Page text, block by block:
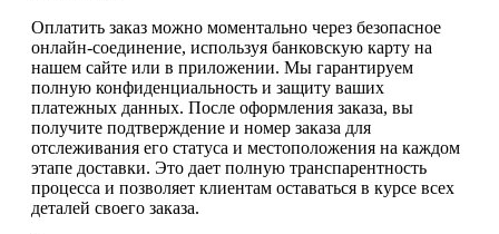
Оплатить заказ можно моментально через безопасное
онлайн-соединение, используя банковскую карту на
нашем сайте или в приложении. Мы гарантируем
полную конфиденциальность и защиту ваших
платежных данных. После оформления заказа, вы
получите подтверждение и номер заказа для
отслеживания его статуса и местоположения на каждом
этапе доставки. Это дает полную транспарентность
процесса и позволяет клиентам оставаться в курсе всех
деталей своего заказа.